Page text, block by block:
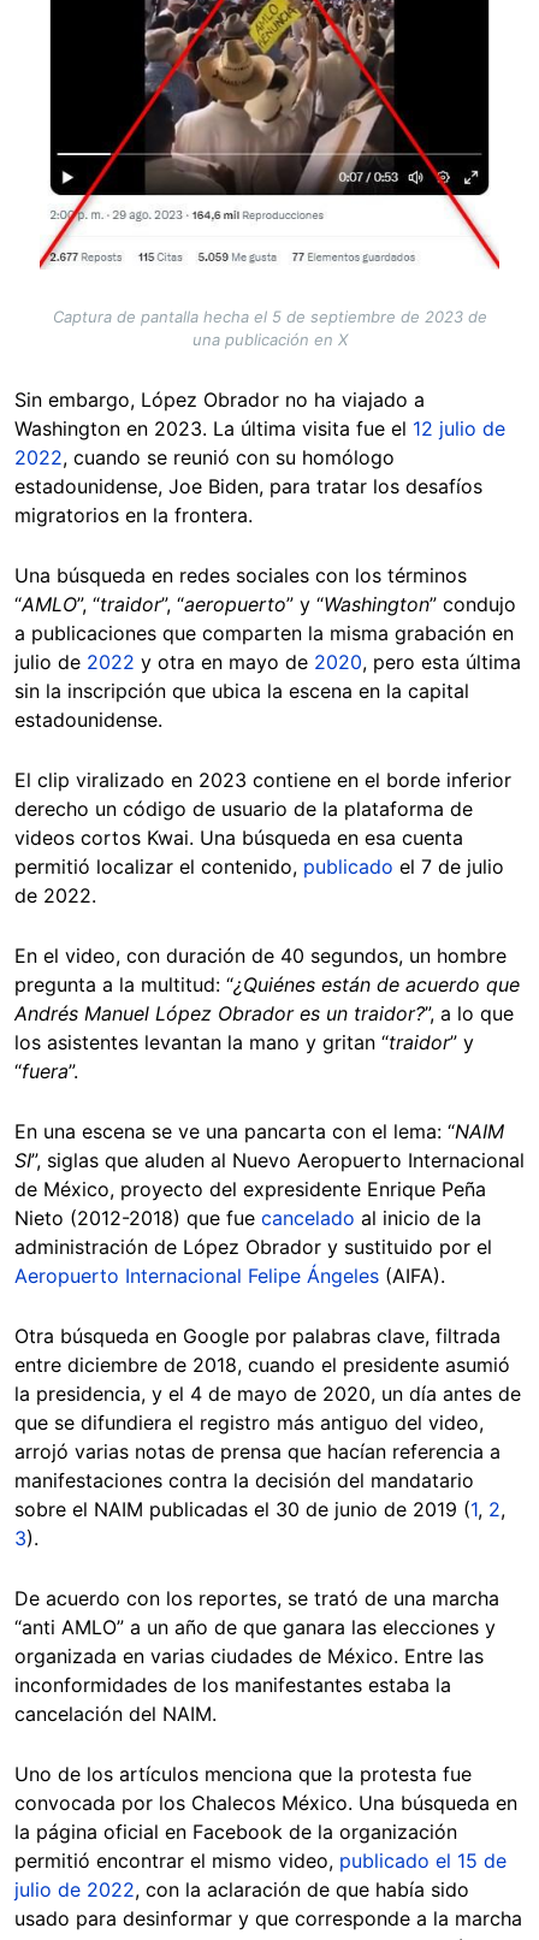
Captura de pantalla hecha el 5 de septiembre de 2023 de
una publicación en X
Sin embargo, López Obrador no ha viajado a
Washington en 2023. La última visita fue el 12 julio de
2022, cuando se reunió con su homólogo
estadounidense, Joe Biden, para tratar los desafíos
migratorios en la frontera.
Una búsqueda en redes sociales con los términos
“AMLO”, “traidor”, “aeropuerto” y “Washington” condujo
a publicaciones que comparten la misma grabación en
julio de 2022 y otra en mayo de 2020, pero esta última
sin la inscripción que ubica la escena en la capital
estadounidense.
El clip viralizado en 2023 contiene en el borde inferior
derecho un código de usuario de la plataforma de
videos cortos Kwai. Una búsqueda en esa cuenta
permitió localizar el contenido, publicado el 7 de julio
de 2022.
En el video, con duración de 40 segundos, un hombre
pregunta a la multitud: “¿Quiénes están de acuerdo que
Andrés Manuel López Obrador es un traidor?”, a lo que
los asistentes levantan la mano y gritan “traidor” y
“fuera”.
En una escena se ve una pancarta con el lema: “NAIM
SI”, siglas que aluden al Nuevo Aeropuerto Internacional
de México, proyecto del expresidente Enrique Peña
Nieto (2012-2018) que fue cancelado al inicio de la
administración de López Obrador y sustituido por el
Aeropuerto Internacional Felipe Ángeles (AIFA).
Otra búsqueda en Google por palabras clave, filtrada
entre diciembre de 2018, cuando el presidente asumió
la presidencia, y el 4 de mayo de 2020, un día antes de
que se difundiera el registro más antiguo del video,
arrojó varias notas de prensa que hacían referencia a
manifestaciones contra la decisión del mandatario
sobre el NAIM publicadas el 30 de junio de 2019 (1, 2,
3).
De acuerdo con los reportes, se trató de una marcha
“anti AMLO” a un año de que ganara las elecciones y
organizada en varias ciudades de México. Entre las
inconformidades de los manifestantes estaba la
cancelación del NAIM.
Uno de los artículos menciona que la protesta fue
convocada por los Chalecos México. Una búsqueda en
la página oficial en Facebook de la organización
permitió encontrar el mismo video, publicado el 15 de
julio de 2022, con la aclaración de que había sido
usado para desinformar y que corresponde a la marcha